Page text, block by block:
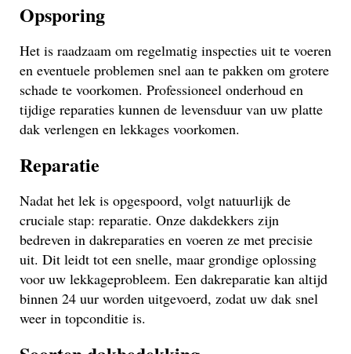
Opsporing
Het is raadzaam om regelmatig inspecties uit te voeren
en eventuele problemen snel aan te pakken om grotere
schade te voorkomen. Professioneel onderhoud en
tijdige reparaties kunnen de levensduur van uw platte
dak verlengen en lekkages voorkomen.
Reparatie
Nadat het lek is opgespoord, volgt natuurlijk de
cruciale stap: reparatie. Onze dakdekkers zijn
bedreven in dakreparaties en voeren ze met precisie
uit. Dit leidt tot een snelle, maar grondige oplossing
voor uw lekkageprobleem. Een dakreparatie kan altijd
binnen 24 uur worden uitgevoerd, zodat uw dak snel
weer in topconditie is.